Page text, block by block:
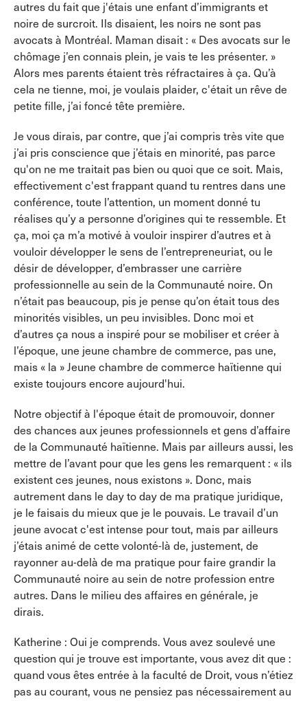
autres du fait que j'étais une enfant d’immigrants et
noire de surcroit. Ils disaient, les noirs ne sont pas
avocats à Montréal. Maman disait : « Des avocats sur le
chômage j’en connais plein, je vais te les présenter. »
Alors mes parents étaient très réfractaires à ça. Qu’à
cela ne tienne, moi, je voulais plaider, c'était un rêve de
petite fille, j’ai foncé tête première.
Je vous dirais, par contre, que j’ai compris très vite que
j’ai pris conscience que j’étais en minorité, pas parce
qu'on ne me traitait pas bien ou quoi que ce soit. Mais,
effectivement c'est frappant quand tu rentres dans une
conférence, toute l’attention, un moment donné tu
réalises qu’y a personne d’origines qui te ressemble. Et
ça, moi ça m’a motivé à vouloir inspirer d’autres et à
vouloir développer le sens de l’entrepreneuriat, ou le
désir de développer, d’embrasser une carrière
professionnelle au sein de la Communauté noire. On
n’était pas beaucoup, pis je pense qu’on était tous des
minorités visibles, un peu invisibles. Donc moi et
d’autres ça nous a inspiré pour se mobiliser et créer à
l’époque, une jeune chambre de commerce, pas une,
mais « la » Jeune chambre de commerce haïtienne qui
existe toujours encore aujourd'hui.
Notre objectif à l'époque était de promouvoir, donner
des chances aux jeunes professionnels et gens d’affaire
de la Communauté haïtienne. Mais par ailleurs aussi, les
mettre de l’avant pour que les gens les remarquent : « ils
existent ces jeunes, nous existons ». Donc, mais
autrement dans le day to day de ma pratique juridique,
je le faisais du mieux que je le pouvais. Le travail d’un
jeune avocat c'est intense pour tout, mais par ailleurs
j’étais animé de cette volonté-là de, justement, de
rayonner au-delà de ma pratique pour faire grandir la
Communauté noire au sein de notre profession entre
autres. Dans le milieu des affaires en générale, je
dirais.
Katherine : Oui je comprends. Vous avez soulevé une
question qui je trouve est importante, vous avez dit que :
quand vous êtes entrée à la faculté de Droit, vous n’étiez
pas au courant, vous ne pensiez pas nécessairement au